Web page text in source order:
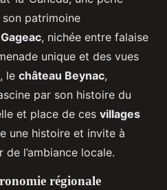
patrimoine
, nichée entre falaise
unique et des vues
le château Beynac,
par son histoire du
et place de ces villages
une histoire et invite à
de l’ambiance locale.
régionale